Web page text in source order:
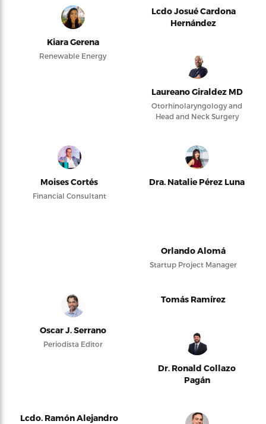
Kiara Gerena
Renewable Energy
Lcdo Josué Cardona
Hernández
Laureano Giraldez MD
Otorhinolaryngology and
Head and Neck Surgery
Moises Cortés
Financial Consultant
Dra. Natalie Pérez Luna
Orlando Alomá
Startup Project Manager
Oscar J. Serrano
Periodista Editor
Tomás Ramírez
Dr. Ronald Collazo
Pagán
Lcdo. Ramón Alejandro